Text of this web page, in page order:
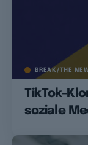
BREAK/THE
TikTok-
soziale